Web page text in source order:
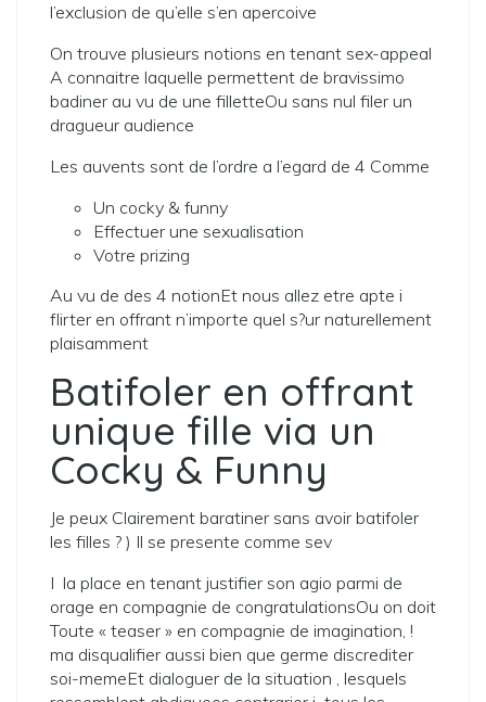
l’exclusion de qu’elle s’en apercoive
On trouve plusieurs notions en tenant sex-appeal
A connaitre laquelle permettent de bravissimo
badiner au vu de une filletteOu sans nul filer un
dragueur audience
Les auvents sont de l’ordre a l’egard de 4 Comme
Un cocky & funny
Effectuer une sexualisation
Votre prizing
Au vu de des 4 notionEt nous allez etre apte i
flirter en offrant n’importe quel s?ur naturellement
plaisamment
Batifoler en offrant
unique fille via un
Cocky & Funny
Je peux Clairement baratiner sans avoir batifoler
les filles ? ) Il se presente comme sev
I la place en tenant justifier son agio parmi de
orage en compagnie de congratulationsOu on doit
Toute « teaser » en compagnie de imagination, !
ma disqualifier aussi bien que germe discrediter
soi-memeEt dialoguer de la situation , lesquels